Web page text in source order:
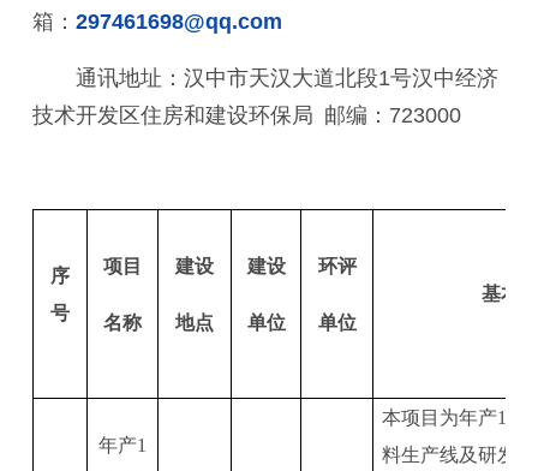
箱： 297461698@qq.com
通讯地址：汉中市天汉大道北段1号汉中经济
技术开发区住房和建设环保局 邮编：723000
序
号
项目
名称
建设
地点
建设
单位
环评
单位
基本
年产1
本项目为年产1万
料生产线及研发